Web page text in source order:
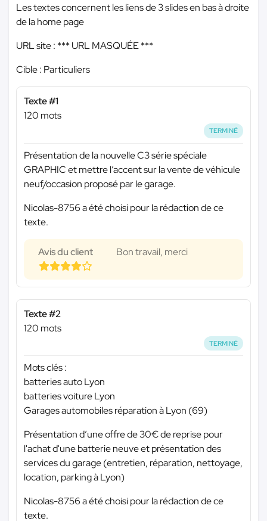
Les textes concernent les liens de 3 slides en bas à droite
de la home page
URL site : *** URL MASQUÉE ***
Cible : Particuliers
Texte #1
120 mots
TERMINÉ
Présentation de la nouvelle C3 série spéciale
GRAPHIC et mettre l’accent sur la vente de véhicule
neuf/occasion proposé par le garage.
Nicolas-8756 a été choisi pour la rédaction de ce
texte.
Avis du client Bon travail, merci
Texte #2
120 mots
TERMINÉ
Mots clés :
batteries auto Lyon
batteries voiture Lyon
Garages automobiles réparation à Lyon (69)
Présentation d’une offre de 30€ de reprise pour
l'achat d'une batterie neuve et présentation des
services du garage (entretien, réparation, nettoyage,
location, parking à Lyon)
Nicolas-8756 a été choisi pour la rédaction de ce
texte.